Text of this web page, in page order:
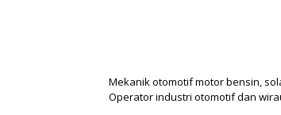
Mekanik otomotif motor bensin,
Operator industri otomotif dan